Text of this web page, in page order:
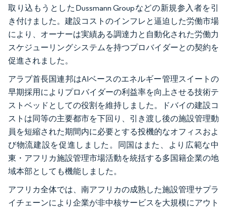
取り込もうとしたDussmann Groupなどの新規参入者を引
き付けました。建設コストのインフレと逼迫した労働市場
により、オーナーは実績ある調達力と自動化された労働力
スケジューリングシステムを持つプロバイダーとの契約を
促進されました。
アラブ首長国連邦はAIベースのエネルギー管理スイートの
早期採用によりプロバイダーの利益率を向上させる技術テ
ストベッドとしての役割を維持しました。ドバイの建設コ
ストは同等の主要都市を下回り、引き渡し後の施設管理動
員を短縮された期間内に必要とする投機的なオフィスおよ
び物流建設を促進しました。同国はまた、より広範な中
東・アフリカ施設管理市場活動を統括する多国籍企業の地
域本部としても機能しました。
アフリカ全体では、南アフリカの成熟した施設管理サプラ
イチェーンにより企業が非中核サービスを大規模にアウト